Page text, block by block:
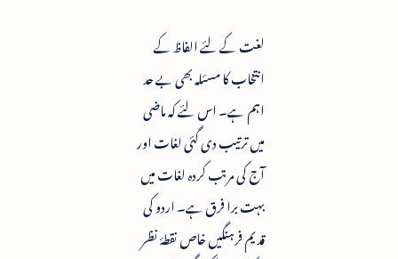
لغت کے لئے الفاظ کے
انتخاب کا مسئلہ بھی بے حد
اہم ہے۔ اس لئے کہ ماضی
میں ترتیب دی گئی لغات اور
آج کی مرتب کردہ لغات میں
بہت برا فرق ہے۔ اردو کی
قدیم فرہنگیں خاص نقطۂ نظر